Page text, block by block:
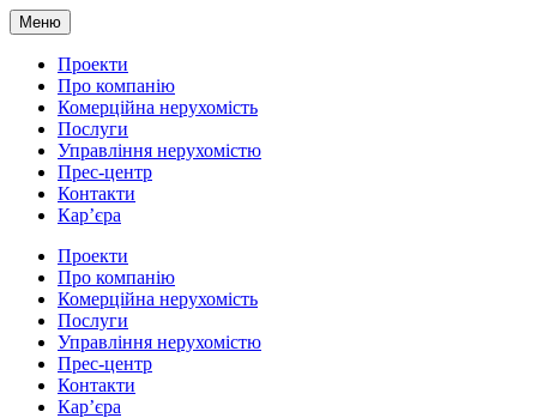
Меню
Проекти
Про компанію
Комерційна нерухомість
Послуги
Управління нерухомістю
Прес-центр
Контакти
Кар’єра
Проекти
Про компанію
Комерційна нерухомість
Послуги
Управління нерухомістю
Прес-центр
Контакти
Кар’єра